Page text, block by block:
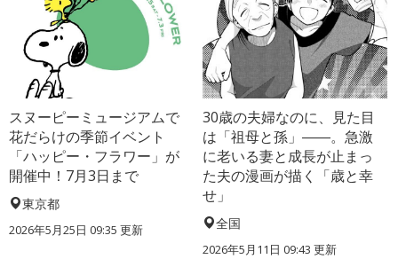
スヌーピーミュージアムで
花だらけの季節イベント
「ハッピー・フラワー」が
開催中！7月3日まで
東京都
2026年5月25日 09:35 更新
30歳の夫婦なのに、見た目
は「祖母と孫」――。急激
に老いる妻と成長が止まっ
た夫の漫画が描く「歳と幸
せ」
全国
2026年5月11日 09:43 更新